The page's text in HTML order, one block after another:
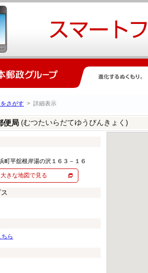
さがす > 詳細表示
便局 (むつたいらだてゆうびんきょく)
町平舘根岸湯の沢１６３－１６
大きな地図で見る
ちら